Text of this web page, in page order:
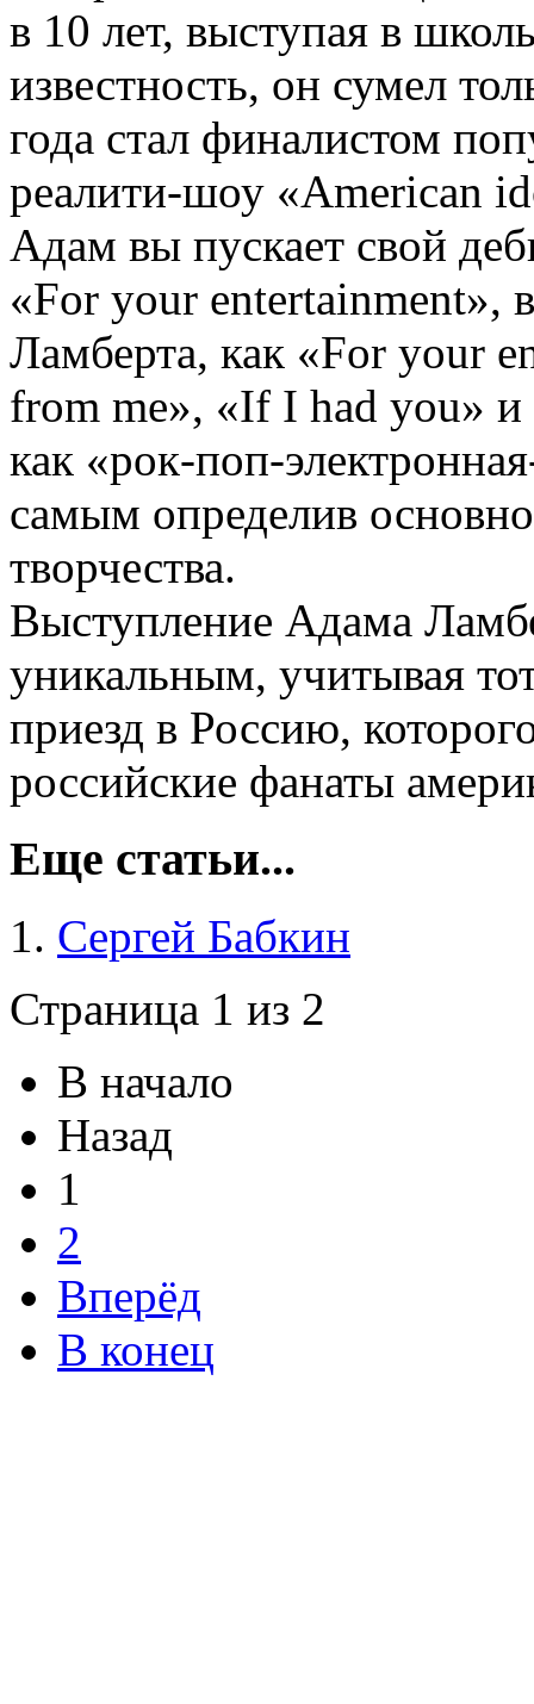
в 10 лет, выступая в
известность, он сумел
года стал финалистом
реалити-шоу «American
Адам вы пускает свой
«For your entertainment»,
Ламберта, как «For your
from me», «If I had you» и
как «рок-поп-
самым определив
творчества.
Выступление Адама
уникальным, учитывая
приезд в Россию,
российские фанаты
Еще статьи...
Сергей Бабкин
Страница 1 из 2
В начало
Назад
1
2
Вперёд
В конец